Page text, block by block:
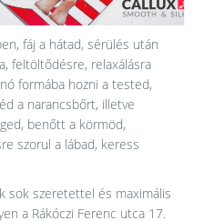
fáj a hátad, sérülés után
feltöltődésre, relaxálásra
formába hozni a tested,
a narancsbőrt, illetve
benőtt a körmöd,
szorul a lábad, keress
sok szeretettel és maximális
a Rákóczi Ferenc utca 17.